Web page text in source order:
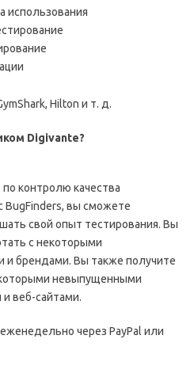
использования
Hilton и т. д.
Digivante?
контролю качества
BugFinders, вы сможете
свой опыт тестирования. Вы
с некоторыми
и брендами. Вы также получите
невыпущенными
веб-сайтами.
через PayPal или